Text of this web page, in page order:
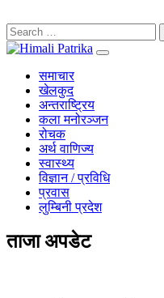
समाचार
खेलकुद
अन्तराष्ट्रिय
कला मनोरञ्जन
रोचक
अर्थ वाणिज्य
स्वास्थ्य
विज्ञान / प्रविधि
प्रवास
लुम्बिनी प्रदेश
ताजा अपडेट